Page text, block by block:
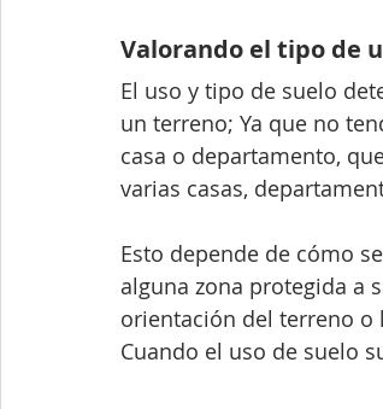
Valorando el tipo de
El uso y tipo de suelo
un terreno; Ya que no
casa o departamento,
varias casas,
Esto depende de cómo
alguna zona protegida a
orientación del terreno o
Cuando el uso de suelo